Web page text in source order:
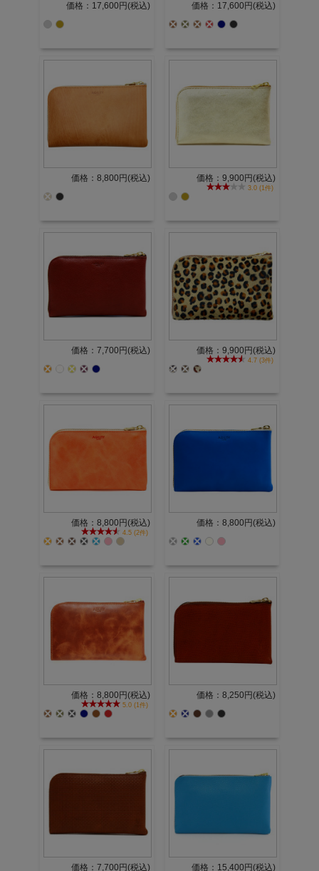
価格：17,600円(税込) 価格：17,600円(税込)
価格：8,800円(税込) 価格：9,900円(税込)
3.0 (1件)
価格：7,700円(税込) 価格：9,900円(税込)
4.7 (3件)
価格：8,800円(税込)
4.5 (2件)
価格：8,800円(税込)
価格：8,800円(税込)
5.0 (1件)
価格：8,250円(税込)
価格：7,700円(税込) 価格：15,400円(税込)